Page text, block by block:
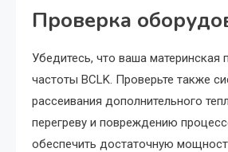
Проверка
Убедитесь, что ваша
частоты BCLK. Проверьте также
рассеивания дополнительного
перегреву и повреждению
обеспечить достаточную